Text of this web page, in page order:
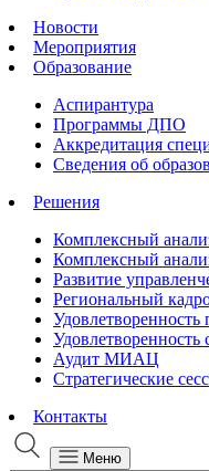
Новости
Мероприятия
Образование
Аспирантура
Программы ДПО
Аккредитация
Сведения об
Решения
Комплексный
Комплексный
Развитие
Региональный
Удовлетворенность
Удовлетворенность
Аудит МИАЦ
Стратегические
Контакты
Меню